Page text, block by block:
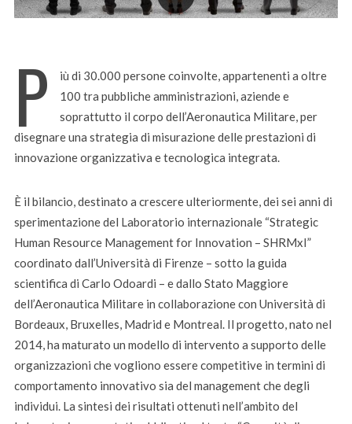
P iù di 30.000 persone coinvolte, appartenenti a oltre
100 tra pubbliche amministrazioni, aziende e
soprattutto il corpo dell’Aeronautica Militare, per
disegnare una strategia di misurazione delle prestazioni di
innovazione organizzativa e tecnologica integrata.
È il bilancio, destinato a crescere ulteriormente, dei sei anni di
sperimentazione del Laboratorio internazionale “Strategic
Human Resource Management for Innovation – SHRMxI”
coordinato dall’Università di Firenze – sotto la guida
scientifica di Carlo Odoardi – e dallo Stato Maggiore
dell’Aeronautica Militare in collaborazione con Università di
Bordeaux, Bruxelles, Madrid e Montreal. Il progetto, nato nel
2014, ha maturato un modello di intervento a supporto delle
organizzazioni che vogliono essere competitive in termini di
comportamento innovativo sia del management che degli
individui. La sintesi dei risultati ottenuti nell’ambito del